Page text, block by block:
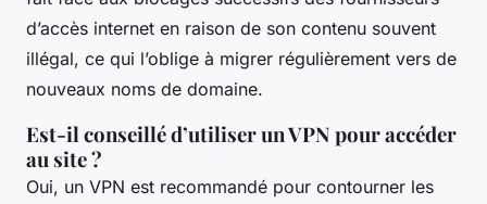
d’accès internet en raison de son contenu souvent
illégal, ce qui l’oblige à migrer régulièrement vers de
nouveaux noms de domaine.
Est-il conseillé d’utiliser un VPN pour accéder
au site ?
Oui, un VPN est recommandé pour contourner les